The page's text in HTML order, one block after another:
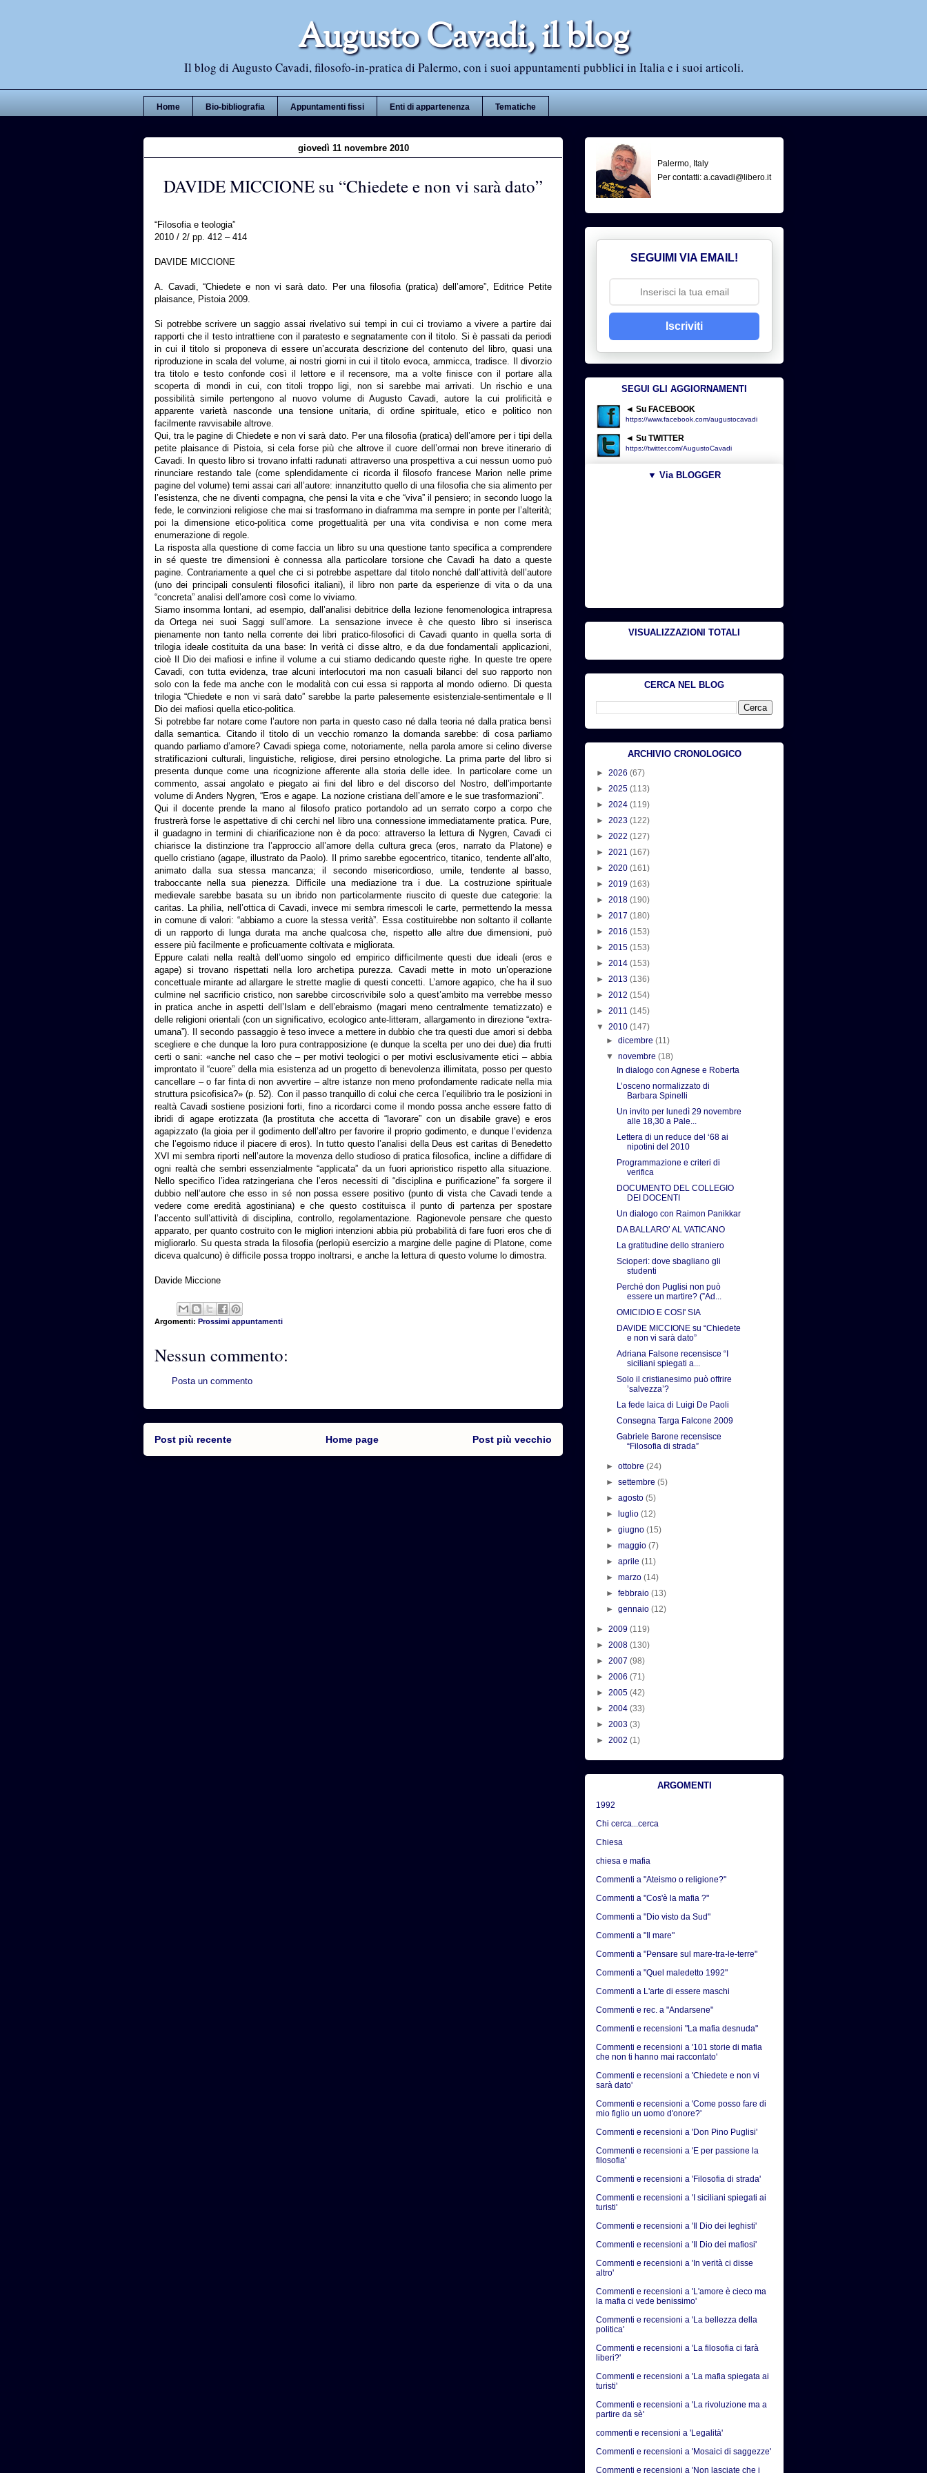
Augusto Cavadi, il blog
Il blog di Augusto Cavadi, filosofo-in-pratica di Palermo, con i suoi appuntamenti pubblici in Italia e i suoi articoli.
Home Bio-bibliografia Appuntamenti fissi Enti di appartenenza Tematiche
giovedì 11 novembre 2010
DAVIDE MICCIONE su “Chiedete e non vi sarà dato”
“Filosofia e teologia”
2010 / 2/ pp. 412 – 414
DAVIDE MICCIONE
A. Cavadi, “Chiedete e non vi sarà dato. Per una filosofia (pratica) dell’amore”, Editrice Petite
plaisance, Pistoia 2009.
Si potrebbe scrivere un saggio assai rivelativo sui tempi in cui ci troviamo a vivere a partire dai
rapporti che il testo intrattiene con il paratesto e segnatamente con il titolo. Si è passati da periodi
in cui il titolo si proponeva di essere un’accurata descrizione del contenuto del libro, quasi una
riproduzione in scala del volume, ai nostri giorni in cui il titolo evoca, ammicca, tradisce. Il divorzio
tra titolo e testo confonde così il lettore e il recensore, ma a volte finisce con il portare alla
scoperta di mondi in cui, con titoli troppo ligi, non si sarebbe mai arrivati. Un rischio e una
possibilità simile pertengono al nuovo volume di Augusto Cavadi, autore la cui prolificità e
apparente varietà nasconde una tensione unitaria, di ordine spirituale, etico e politico non
facilmente ravvisabile altrove.
Qui, tra le pagine di Chiedete e non vi sarà dato. Per una filosofia (pratica) dell’amore per i tipi della
petite plaisance di Pistoia, si cela forse più che altrove il cuore dell’ormai non breve itinerario di
Cavadi. In questo libro si trovano infatti radunati attraverso una prospettiva a cui nessun uomo può
rinunciare restando tale (come splendidamente ci ricorda il filosofo francese Marion nelle prime
pagine del volume) temi assai cari all’autore: innanzitutto quello di una filosofia che sia alimento per
l’esistenza, che ne diventi compagna, che pensi la vita e che “viva” il pensiero; in secondo luogo la
fede, le convinzioni religiose che mai si trasformano in diaframma ma sempre in ponte per l’alterità;
poi la dimensione etico-politica come progettualità per una vita condivisa e non come mera
enumerazione di regole.
La risposta alla questione di come faccia un libro su una questione tanto specifica a comprendere
in sé queste tre dimensioni è connessa alla particolare torsione che Cavadi ha dato a queste
pagine. Contrariamente a quel che ci si potrebbe aspettare dal titolo nonché dall’attività dell’autore
(uno dei principali consulenti filosofici italiani), il libro non parte da esperienze di vita o da una
“concreta” analisi dell’amore così come lo viviamo.
Siamo insomma lontani, ad esempio, dall’analisi debitrice della lezione fenomenologica intrapresa
da Ortega nei suoi Saggi sull’amore. La sensazione invece è che questo libro si inserisca
pienamente non tanto nella corrente dei libri pratico-filosofici di Cavadi quanto in quella sorta di
trilogia ideale costituita da una base: In verità ci disse altro, e da due fondamentali applicazioni,
cioè Il Dio dei mafiosi e infine il volume a cui stiamo dedicando queste righe. In queste tre opere
Cavadi, con tutta evidenza, trae alcuni interlocutori ma non casuali bilanci del suo rapporto non
solo con la fede ma anche con le modalità con cui essa si rapporta al mondo odierno. Di questa
trilogia “Chiedete e non vi sarà dato” sarebbe la parte palesemente esistenziale-sentimentale e Il
Dio dei mafiosi quella etico-politica.
Si potrebbe far notare come l’autore non parta in questo caso né dalla teoria né dalla pratica bensì
dalla semantica. Citando il titolo di un vecchio romanzo la domanda sarebbe: di cosa parliamo
quando parliamo d’amore? Cavadi spiega come, notoriamente, nella parola amore si celino diverse
stratificazioni culturali, linguistiche, religiose, direi persino etnologiche. La prima parte del libro si
presenta dunque come una ricognizione afferente alla storia delle idee. In particolare come un
commento, assai angolato e piegato ai fini del libro e del discorso del Nostro, dell’importante
volume di Anders Nygren, “Eros e agape. La nozione cristiana dell’amore e le sue trasformazioni”.
Qui il docente prende la mano al filosofo pratico portandolo ad un serrato corpo a corpo che
frustrerà forse le aspettative di chi cerchi nel libro una connessione immediatamente pratica. Pure,
il guadagno in termini di chiarificazione non è da poco: attraverso la lettura di Nygren, Cavadi ci
chiarisce la distinzione tra l’approccio all’amore della cultura greca (eros, narrato da Platone) e
quello cristiano (agape, illustrato da Paolo). Il primo sarebbe egocentrico, titanico, tendente all’alto,
animato dalla sua stessa mancanza; il secondo misericordioso, umile, tendente al basso,
traboccante nella sua pienezza. Difficile una mediazione tra i due. La costruzione spirituale
medievale sarebbe basata su un ibrido non particolarmente riuscito di queste due categorie: la
caritas. La philìa, nell’ottica di Cavadi, invece mi sembra rimescoli le carte, permettendo la messa
in comune di valori: “abbiamo a cuore la stessa verità”. Essa costituirebbe non soltanto il collante
di un rapporto di lunga durata ma anche qualcosa che, rispetto alle altre due dimensioni, può
essere più facilmente e proficuamente coltivata e migliorata.
Eppure calati nella realtà dell’uomo singolo ed empirico difficilmente questi due ideali (eros e
agape) si trovano rispettati nella loro archetipa purezza. Cavadi mette in moto un’operazione
concettuale mirante ad allargare le strette maglie di questi concetti. L’amore agapico, che ha il suo
culmine nel sacrificio cristico, non sarebbe circoscrivibile solo a quest’ambito ma verrebbe messo
in pratica anche in aspetti dell’Islam e dell’ebraismo (magari meno centralmente tematizzato) e
delle religioni orientali (con un significativo, ecologico ante-litteram, allargamento in direzione “extra-
umana”). Il secondo passaggio è teso invece a mettere in dubbio che tra questi due amori si debba
scegliere e che dunque la loro pura contrapposizione (e dunque la scelta per uno dei due) dia frutti
certi o sani: «anche nel caso che – per motivi teologici o per motivi esclusivamente etici – abbia
improntato il “cuore” della mia esistenza ad un progetto di benevolenza illimitata, posso per questo
cancellare – o far finta di non avvertire – altre istanze non meno profondamente radicate nella mia
struttura psicofisica?» (p. 52). Con il passo tranquillo di colui che cerca l’equilibrio tra le posizioni in
realtà Cavadi sostiene posizioni forti, fino a ricordarci come il mondo possa anche essere fatto di
ibridi di agape erotizzata (la prostituta che accetta di “lavorare” con un disabile grave) e eros
agapizzato (la gioia per il godimento dell’altro per favorire il proprio godimento, e dunque l’evidenza
che l’egoismo riduce il piacere di eros). In tutto questo l’analisi della Deus est caritas di Benedetto
XVI mi sembra riporti nell’autore la movenza dello studioso di pratica filosofica, incline a diffidare di
ogni realtà che sembri essenzialmente “applicata” da un fuori aprioristico rispetto alla situazione.
Nello specifico l’idea ratzingeriana che l’eros necessiti di “disciplina e purificazione” fa sorgere il
dubbio nell’autore che esso in sé non possa essere positivo (punto di vista che Cavadi tende a
vedere come eredità agostiniana) e che questo costituisca il punto di partenza per spostare
l’accento sull’attività di disciplina, controllo, regolamentazione. Ragionevole pensare che questo
apparato, per quanto costruito con le migliori intenzioni abbia più probabilità di fare fuori eros che di
migliorarlo. Su questa strada la filosofia (perlopiù esercizio a margine delle pagine di Platone, come
diceva qualcuno) è difficile possa troppo inoltrarsi, e anche la lettura di questo volume lo dimostra.
Davide Miccione
Argomenti: Prossimi appuntamenti
Nessun commento:
Posta un commento
Post più recente Post più vecchio
Home page
Palermo, Italy
Per contatti: a.cavadi@libero.it
SEGUIMI VIA EMAIL!
Iscriviti
SEGUI GLI AGGIORNAMENTI
◄ Su FACEBOOK
https://www.facebook.com/augustocavadi
◄ Su TWITTER
https://twitter.com/AugustoCavadi
▼ Via BLOGGER
VISUALIZZAZIONI TOTALI
CERCA NEL BLOG
ARCHIVIO CRONOLOGICO
► 2026 (67)
► 2025 (113)
► 2024 (119)
► 2023 (122)
► 2022 (127)
► 2021 (167)
► 2020 (161)
► 2019 (163)
► 2018 (190)
► 2017 (180)
► 2016 (153)
► 2015 (153)
► 2014 (153)
► 2013 (136)
► 2012 (154)
► 2011 (145)
▼ 2010 (147)
►dicembre(11)
▼novembre(18)
In dialogo con Agnese e Roberta
L’osceno normalizzato di
Barbara Spinelli
Un invito per lunedì 29 novembre
alle 18,30 a Pale...
Lettera di un reduce del ‘68 ai
nipotini del 2010
Programmazione e criteri di
verifica
DOCUMENTO DEL COLLEGIO
DEI DOCENTI
Un dialogo con Raimon Panikkar
DA BALLARO’ AL VATICANO
La gratitudine dello straniero
Scioperi: dove sbagliano gli
studenti
Perché don Puglisi non può
essere un martire? (”Ad...
OMICIDIO E COSI' SIA
DAVIDE MICCIONE su “Chiedete
e non vi sarà dato”
Adriana Falsone recensisce “I
siciliani spiegati a...
Solo il cristianesimo può offrire
’salvezza’?
La fede laica di Luigi De Paoli
Consegna Targa Falcone 2009
Gabriele Barone recensisce
“Filosofia di strada”
►ottobre(24)
►settembre(5)
►agosto(5)
►
luglio(12)
►giugno(15)
►maggio(7)
►aprile(11)
►marzo(14)
►febbraio(13)
►gennaio(12)
► 2009 (119)
► 2008 (130)
► 2007 (98)
► 2006 (71)
► 2005 (42)
► 2004 (33)
► 2003 (3)
► 2002 (1)
ARGOMENTI
1992
Chi cerca...cerca
Chiesa
chiesa e mafia
Commenti a "Ateismo o religione?"
Commenti a "Cos'è la mafia ?"
Commenti a "Dio visto da Sud"
Commenti a "Il mare"
Commenti a "Pensare sul mare-tra-le-terre"
Commenti a "Quel maledetto 1992"
Commenti a L'arte di essere maschi
Commenti e rec. a "Andarsene"
Commenti e recensioni "La mafia desnuda"
Commenti e recensioni a '101 storie di mafia
che non ti hanno mai raccontato'
Commenti e recensioni a 'Chiedete e non vi
sarà dato'
Commenti e recensioni a 'Come posso fare di
mio figlio un uomo d'onore?'
Commenti e recensioni a 'Don Pino Puglisi'
Commenti e recensioni a 'E per passione la
filosofia'
Commenti e recensioni a 'Filosofia di strada'
Commenti e recensioni a 'I siciliani spiegati ai
turisti'
Commenti e recensioni a 'Il Dio dei leghisti'
Commenti e recensioni a 'Il Dio dei mafiosi'
Commenti e recensioni a 'In verità ci disse
altro'
Commenti e recensioni a 'L'amore è cieco ma
la mafia ci vede benissimo'
Commenti e recensioni a 'La bellezza della
politica'
Commenti e recensioni a 'La filosofia ci farà
liberi?'
Commenti e recensioni a 'La mafia spiegata ai
turisti'
Commenti e recensioni a 'La rivoluzione ma a
partire da sè'
commenti e recensioni a 'Legalità'
Commenti e recensioni a 'Mosaici di saggezze'
Commenti e recensioni a 'Non lasciate che i